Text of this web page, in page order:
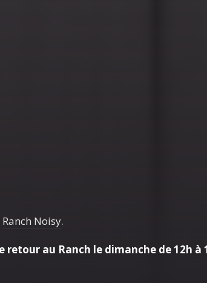
Ranch Noisy.
retour au Ranch le dimanche de 12h à